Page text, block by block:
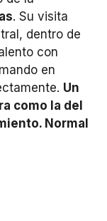
. Su visita
dentro de
con
en
Un
como la del
Normal